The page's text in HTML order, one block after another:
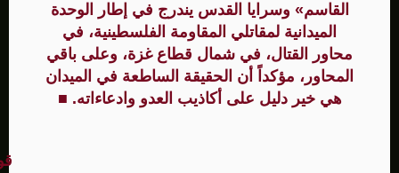
القاسم» وسرايا القدس يندرج في إطار الوحدة
الميدانية لمقاتلي المقاومة الفلسطينية، في
محاور القتال، في شمال قطاع غزة، وعلى باقي
المحاور، مؤكداً أن الحقيقة الساطعة في الميدان
هي خير دليل على أكاذيب العدو وادعاءاته. ■